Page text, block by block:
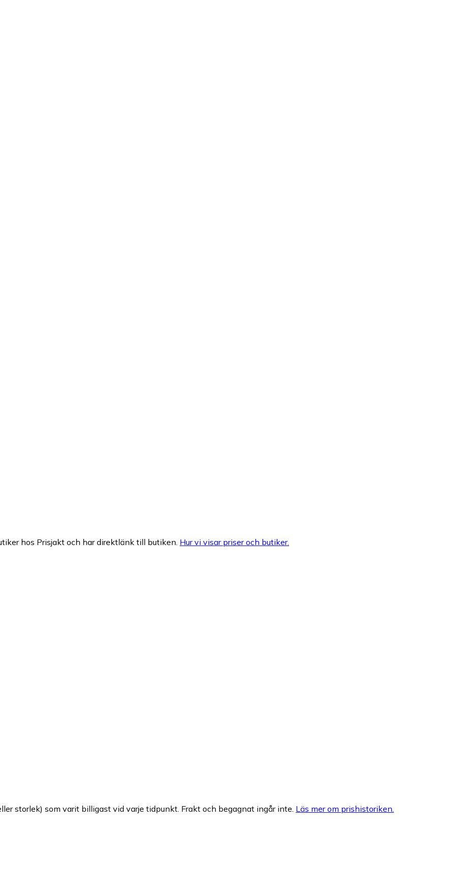
hos Prisjakt och har direktlänk till butiken. Hur vi visar priser och butiker.
storlek) som varit billigast vid varje tidpunkt. Frakt och begagnat ingår inte. Läs mer om prishistoriken.